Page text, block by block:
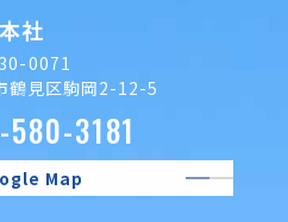
本社
0071
鶴見区駒岡2-12-5
3181
Map